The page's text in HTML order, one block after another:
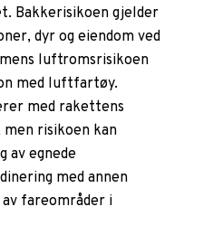
Bakkerisikoen gjelder
dyr og eiendom ved
luftromsrisikoen
med luftfartøy.
med rakettens
risikoen kan
av egnede
med annen
fareområder i